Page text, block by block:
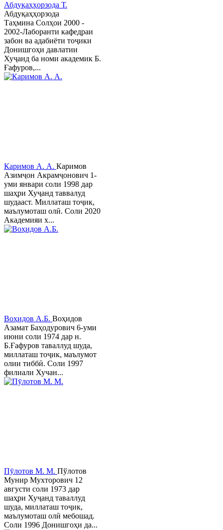
Абдуқаҳҳорзода Т.
Абдуқаҳҳорзода
Таҳмина Солҳои 2000 -
2002-Лаборанти кафедраи
забон ва адабиёти тоҷики
Донишгоҳи давлатии
Хуҷанд ба номи академик Б.
Ғафуров,...
Каримов А. А. Каримов
Азимҷон Акрамҷонович 1-
уми январи соли 1998 дар
шаҳри Хуҷанд таввалуд
шудааст. Миллаташ тоҷик,
маълумоташ олӣ. Соли 2020
Академияи х...
Воҳидов А.Б. Воҳидов
Азамат Баҳодурович 6-уми
июни соли 1974 дар н.
Б.Ғафуров таваллуд шуда,
миллаташ тоҷик, маълумот
олии тиббӣ. Соли 1997
филиали Хучан...
Пӯлотов М. М. Пўлотов
Мунир Мухторович 12
августи соли 1973 дар
шаҳри Хуҷанд таваллуд
шуда, миллаташ тоҷик,
маълумоташ олӣ мебошад.
Соли 1996 Донишгоҳи да...